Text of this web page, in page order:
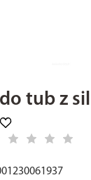
tub z